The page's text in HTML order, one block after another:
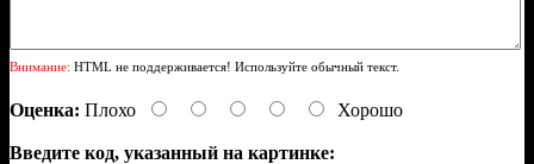
Внимание: HTML не поддерживается! Используйте обычный текст.
Оценка: Плохо Хорошо
Введите код, указанный на картинке: